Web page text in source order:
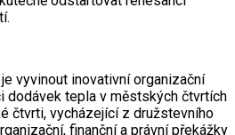
vyvinout inovativní organizační
dodávek tepla v městských čtvrtích
čtvrti, vycházející z družstevního
finanční a právní překážky